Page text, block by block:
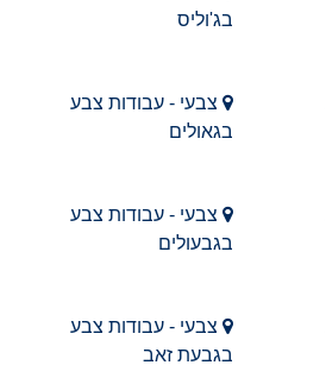
בג'וליס
צבעי - עבודות צבע
בגאולים
צבעי - עבודות צבע
בגבעולים
צבעי - עבודות צבע
בגבעת זאב